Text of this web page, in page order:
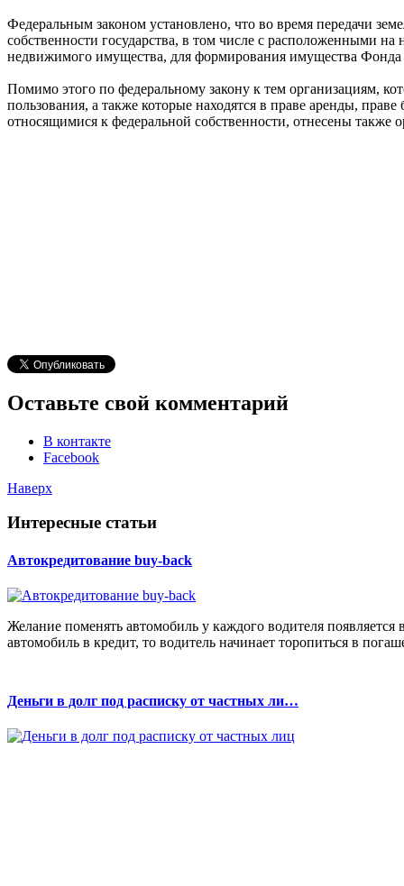
Федеральным законом установлено, что во время передачи
собственности государства, в том числе с расположенными
недвижимого имущества, для формирования имущества Фонда
Помимо этого по федеральному закону к тем организациям,
пользования, а также которые находятся в праве аренды,
относящимися к федеральной собственности, отнесены также
Оставьте свой комментарий
В контакте
Facebook
Наверх
Интересные статьи
Автокредитование buy-back
Желание поменять автомобиль у каждого водителя появляется
автомобиль в кредит, то водитель начинает торопиться в
Деньги в долг под расписку от частных ли…